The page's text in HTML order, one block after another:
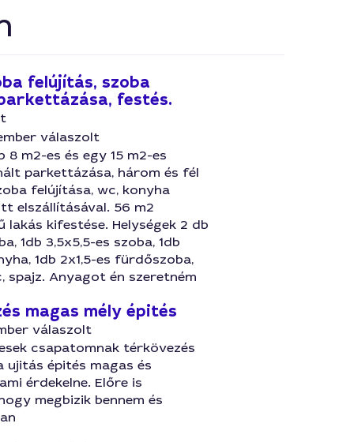
felújítás, szoba
festés.
válaszolt
8 m2-es és egy 15 m2-es
parkettázása, három és fél
felújítása, wc, konyha
elszállításával. 56 m2
lakás kifestése. Helységek 2 db
1db 3,5x5,5-es szoba, 1db
1db 2x1,5-es fürdőszoba,
spajz. Anyagot én szeretném
magas mély épités
válaszolt
csapatomnak térkövezés
ujitás épités magas és
érdekelne. Előre is
megbizik bennem és